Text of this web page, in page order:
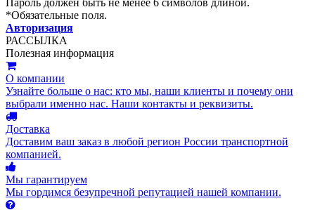
*Обязательные поля.
Авторизация
РАССЫЛКА
Полезная информация
О компании
Узнайте больше о нас: кто мы, наши клиенты и почему они
выбрали именно нас. Наши контакты и реквизиты.
Доставка
Доставим ваш заказ в любой регион России транспортной
компанией.
Мы гарантируем
Мы гордимся безупречной репутацией нашей компании.